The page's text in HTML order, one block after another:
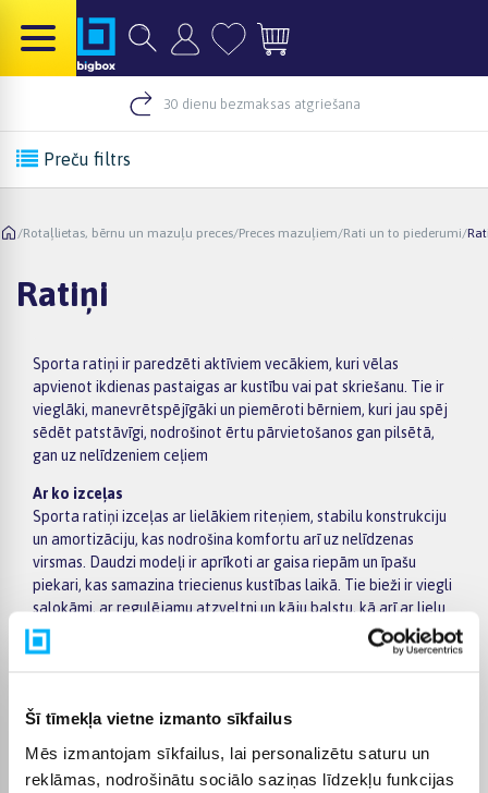
Šī tīmekļa vietne izmanto sīkfailus
Mēs izmantojam sīkfailus, lai personalizētu saturu un
reklāmas, nodrošinātu sociālo saziņas līdzekļu funkcijas
30 dienu bezmaksas atgriešana
Preču filtrs
/Rotaļlietas, bērnu un mazuļu preces/Preces mazuļiem/Rati un to piederumi/
Ratiņi
Sporta ratiņi ir paredzēti aktīviem vecākiem, kuri vēlas
apvienot ikdienas pastaigas ar kustību vai pat skriešanu. Tie ir
vieglāki, manevrētspējīgāki un piemēroti bērniem, kuri jau spēj
sēdēt patstāvīgi, nodrošinot ērtu pārvietošanos gan pilsētā,
gan uz nelīdzeniem ceļiem
Ar ko izceļas
Sporta ratiņi izceļas ar lielākiem riteņiem, stabilu konstrukciju
un amortizāciju, kas nodrošina komfortu arī uz nelīdzenas
virsmas. Daudzi modeļi ir aprīkoti ar gaisa riepām un īpašu
piekari, kas samazina triecienus kustības laikā. Tie bieži ir viegli
salokāmi, ar regulējamu atzveltni un kāju balstu, kā arī ar lielu
jumtiņu un ietilpīgu mantu grozu.
paredzēti skriešanai, pastaigām vai dažādiem segumiem.
piemēroti aktīvākai kustībai, savukārt kompaktāki modeļi
vairāk piemēroti ikdienas lietošanai pilsētā. Izvēloties, svarīgi